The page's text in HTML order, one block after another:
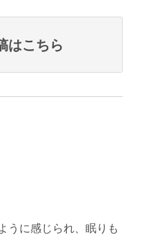
はこちら
うに感じられ、眠りも